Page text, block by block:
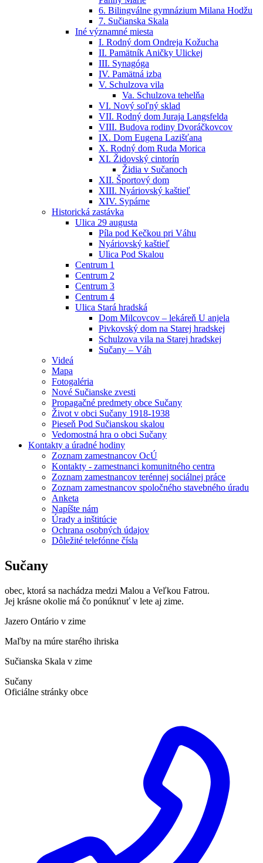
6. Bilingválne gymnázium Milana Hodžu
7. Sučianska Skala
Iné významné miesta
I. Rodný dom Ondreja Kožucha
II. Pamätník Aničky Ulickej
III. Synagóga
IV. Pamätná izba
V. Schulzova vila
Va. Schulzova tehelňa
VI. Nový soľný sklad
VII. Rodný dom Juraja Langsfelda
VIII. Budova rodiny Dvoráčkovcov
IX. Dom Eugena Lazišťana
X. Rodný dom Ruda Morica
XI. Židovský cintorín
Židia v Sučanoch
XII. Športový dom
XIII. Nyáriovský kaštieľ
XIV. Sypárne
Historická zastávka
Ulica 29 augusta
Píla pod Kečkou pri Váhu
Nyáriovský kaštieľ
Ulica Pod Skalou
Centrum 1
Centrum 2
Centrum 3
Centrum 4
Ulica Stará hradská
Dom Milcovcov – lekáreň U anjela
Pivkovský dom na Starej hradskej
Schulzova vila na Starej hradskej
Sučany – Váh
Videá
Mapa
Fotogaléria
Nové Sučianske zvesti
Propagačné predmety obce Sučany
Život v obci Sučany 1918-1938
Pieseň Pod Sučianskou skalou
Vedomostná hra o obci Sučany
Kontakty a úradné hodiny
Zoznam zamestnancov OcÚ
Kontakty - zamestnanci komunitného centra
Zoznam zamestnancov terénnej sociálnej práce
Zoznam zamestnancov spoločného stavebného úradu
Anketa
Napíšte nám
Úrady a inštitúcie
Ochrana osobných údajov
Dôležité telefónne čísla
Sučany
obec, ktorá sa nachádza medzi Malou a Veľkou Fatrou.
Jej krásne okolie má čo ponúknuť v lete aj zime.
Jazero Ontário v zime
Maľby na múre starého ihriska
Sučianska Skala v zime
Sučany
Oficiálne stránky obce